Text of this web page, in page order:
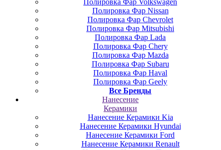
Полировка Фар Volkswagen
Полировка Фар Nissan
Полировка Фар Chevrolet
Полировка Фар Mitsubishi
Полировка Фар Lada
Полировка Фар Chery
Полировка Фар Mazda
Полировка Фар Subaru
Полировка Фар Haval
Полировка Фар Geely
Все Бренды
Нанесение
Керамики
Нанесение Керамики Kia
Нанесение Керамики Hyundai
Нанесение Керамики Ford
Нанесение Керамики Renault